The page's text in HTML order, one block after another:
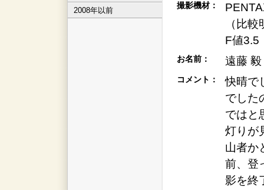
2008年以前
撮影機材：
（比
F値3.5
お名前： 遠藤
コメント：
快晴で
でした
ではと
灯りが
山者か
前、登
影を終